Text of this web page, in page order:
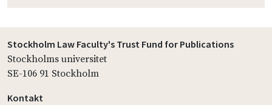
Stockholm Law Faculty's Trust Fund for Publications
Stockholms universitet
SE-106 91 Stockholm
Kontakt